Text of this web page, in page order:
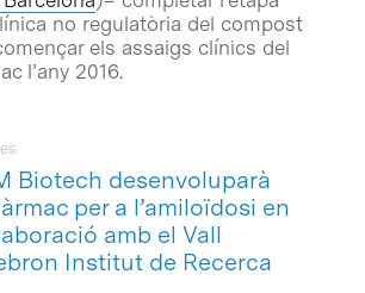
no regulatòria del compost
els assaigs clínics del
l’any 2016.
Biotech desenvoluparà
per a l’amiloïdosi en
amb el Vall
Institut de Recerca